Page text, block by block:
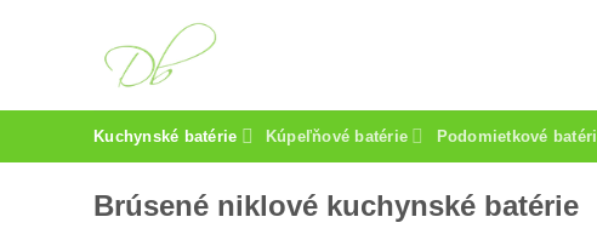
Kuchynské batérie Kúpeľňové batérie Podomietkové
Brúsené niklové kuchynské batérie